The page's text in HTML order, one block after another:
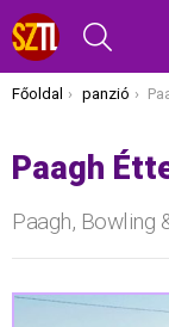
Itt vagy most:
Főoldal panzió
Paagh
Paagh, Bowling